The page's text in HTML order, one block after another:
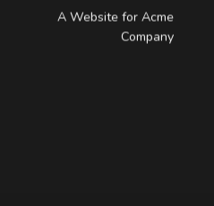
A Website for Acme
Company